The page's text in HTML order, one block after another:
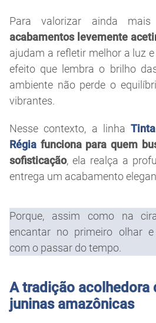
Para valorizar ainda mais
acabamentos levemente
ajudam a refletir melhor a luz
efeito que lembra o brilho
ambiente não perde o
vibrantes.
Nesse contexto, a linha
Régia funciona para quem
sofisticação, ela realça a
entrega um acabamento
Porque, assim como na
encantar no primeiro olhar
com o passar do tempo.
A tradição acolhedora
juninas amazônicas